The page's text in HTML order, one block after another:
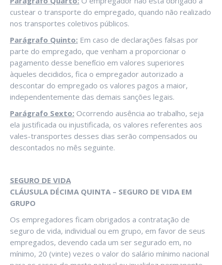
custear o transporte do empregado, quando não realizado
nos transportes coletivos públicos.
Parágrafo Quinto: Em caso de declarações falsas por
parte do empregado, que venham a proporcionar o
pagamento desse benefício em valores superiores
àqueles decididos, fica o empregador autorizado a
descontar do empregado os valores pagos a maior,
independentemente das demais sanções legais.
Parágrafo Sexto: Ocorrendo ausência ao trabalho, seja
ela justificada ou injustificada, os valores referentes aos
vales-transportes desses dias serão compensados ou
descontados no mês seguinte.
SEGURO DE VIDA
CLÁUSULA DÉCIMA QUINTA – SEGURO DE VIDA EM
GRUPO
Os empregadores ficam obrigados a contratação de
seguro de vida, individual ou em grupo, em favor de seus
empregados, devendo cada um ser segurado em, no
mínimo, 20 (vinte) vezes o valor do salário mínimo nacional